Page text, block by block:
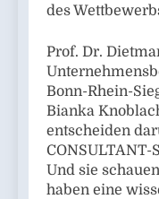
des
Prof. Dr.
Bonn-Rhein-
Bianka
entscheiden
Und sie
haben eine